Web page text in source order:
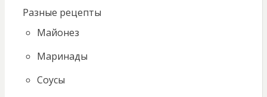
Разные рецепты
Майонез
Маринады
Соусы